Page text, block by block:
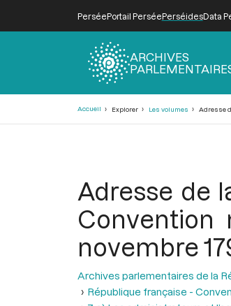
PerséePortail PerséePerséidesData
ARCHIVES
Accueil Explorer Les volumes Adresse
Adresse de
Convention
novembre
Archives parlementaires de la
République française -